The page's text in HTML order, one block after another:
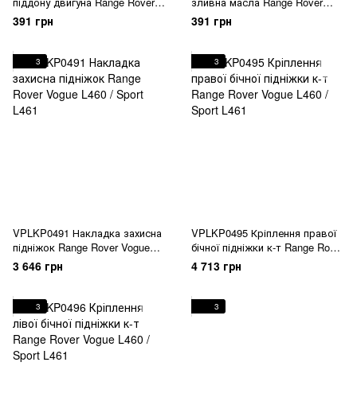
Vogue L322/L405/L460 / Sport
L320/L494 / Evoque L538/L551 /
Discovery 3/4/5 L319/L462 /
Sport L550 / Defender L663
391 грн
Vogue L322/L405/L460 / Sport
L320/L494 / Evoque L538/L551 /
Discovery 3/4/5 L319/L462 /
Sport L550 / Defender L663
391 грн
3
VPLKP0491 Накладка захисна
підніжок Range Rover Vogue
L460 / Sport L461
3 646 грн
3
VPLKP0495 Кріплення правої
бічної підніжки к-т Range Rover
Vogue L460 / Sport L461
4 713 грн
3 3